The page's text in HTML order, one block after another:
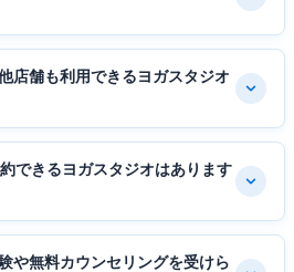
店舗も利用できるヨガスタジオ
できるヨガスタジオはあります
や無料カウンセリングを受けら